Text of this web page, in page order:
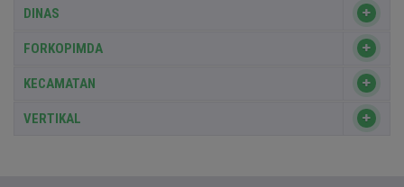
DINAS
FORKOPIMDA
KECAMATAN
VERTIKAL